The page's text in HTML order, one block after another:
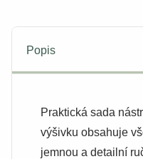
Popis
Praktická sada
výšivku obsahuje
jemnou a detailní